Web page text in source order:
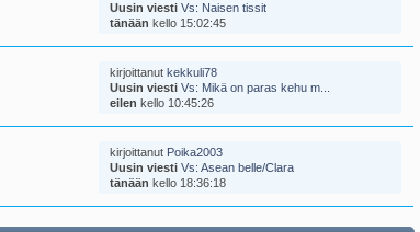
Uusin viesti Vs: Naisen tissit
tänään kello 15:02:45
kirjoittanutkekkuli78
Uusin viesti Vs: Mikä on paras kehu m...
eilen kello 10:45:26
kirjoittanut Poika2003
Uusin viesti Vs: Asean belle/Clara
tänään kello 18:36:18